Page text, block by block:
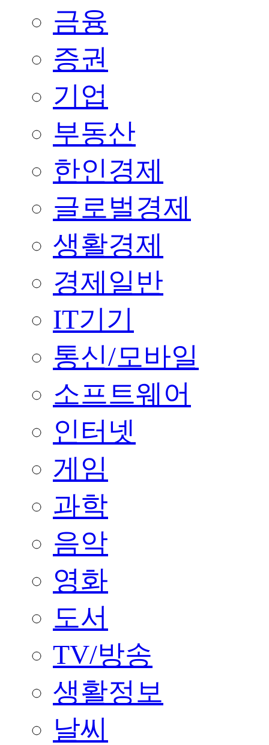
금융
증권
기업
부동산
한인경제
글로벌경제
생활경제
경제일반
IT기기
통신/모바일
소프트웨어
인터넷
게임
과학
음악
영화
도서
TV/방송
생활정보
날씨